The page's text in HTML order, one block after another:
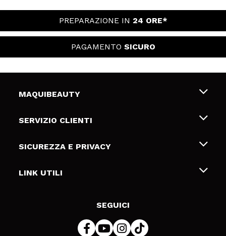
PREPARAZIONE IN 24 ORE*
PAGAMENTO SICURO
MAQUIBEAUTY
Chi siamo
Gift Cards
SERVIZIO CLIENTI
Spedizioni & Resi
Metodi di pagamamento
SICUREZZA E PRIVACY
Termini e condizioni
LINK UTILI
SEGUICI